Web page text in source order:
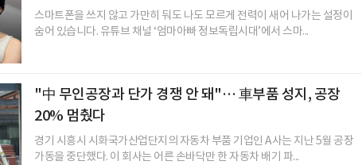
스마트폰을 쓰지 않고 가만히 둬도 나도 모르게 전력이 새어 나가는 설정이
숨어 있습니다. 유튜브 채널 ‘엄마아빠 정보독립시대’에서 스마...
"中 무인공장과 단가 경쟁 안 돼"… 車부품 성지, 공장
20% 멈췄다
경기 시흥시 시화국가산업단지의 자동차 부품 기업인 A사는 지난 5월 공장
가동을 중단했다. 이 회사는 어른 손바닥만 한 자동차 배기 파...